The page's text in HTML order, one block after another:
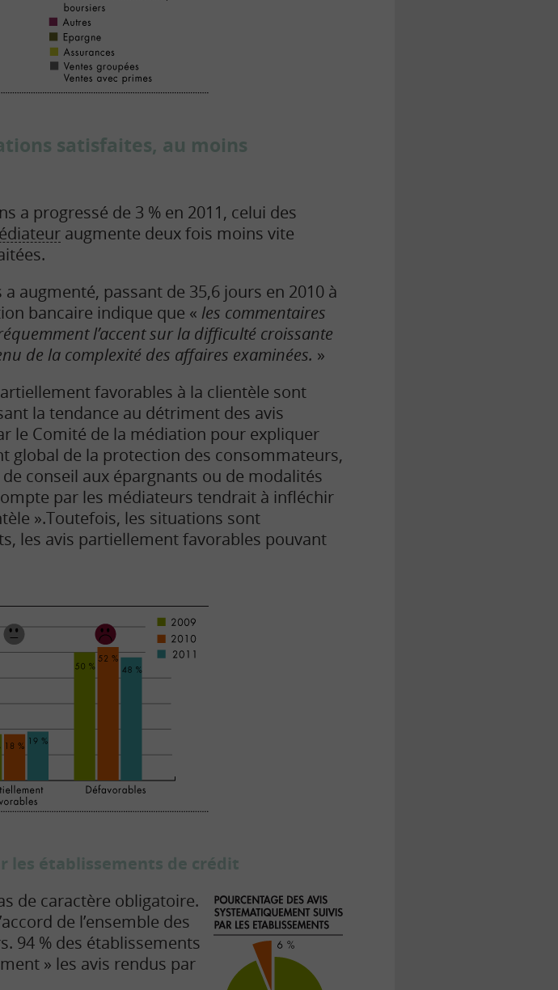
satisfaites, au moins
a progressé de 3 % en 2011, celui des
augmente deux fois moins vite
augmenté, passant de 35,6 jours en 2010 à
bancaire indique que « les commentaires
l’accent sur la difficulté croissante
de la complexité des affaires examinées. »
favorables à la clientèle sont
la tendance au détriment des avis
le Comité de la médiation pour expliquer
global de la protection des consommateurs,
conseil aux épargnants ou de modalités
par les médiateurs tendrait à infléchir
».Toutefois, les situations sont
les avis partiellement favorables pouvant
les établissements de crédit
de caractère obligatoire.
de l’ensemble des
94 % des établissements
» les avis rendus par